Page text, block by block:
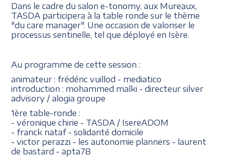
Dans le cadre du salon e-tonomy, aux Mureaux,
TASDA participera à la table ronde sur le thème
"du care manager". Une occasion de valoriser le
processus sentinelle, tel que déployé en Isère.
Au programme de cette session :
animateur : frédéric vuillod - mediatico
introduction : mohammed malki - directeur silver
advisory / alogia groupe
1ère table-ronde :
- véronique chirie - TASDA / IsereADOM
- franck nataf - solidarité domicile
- victor perazzi - les autonomie planners - laurent
de bastard - apta78